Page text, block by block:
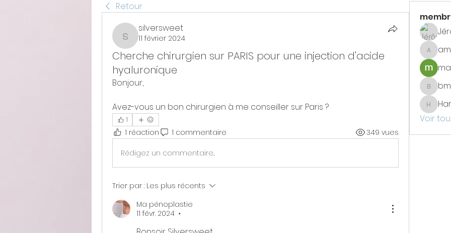
Retour
silversweet
silversweet
11 février 2024
Cherche chirurgien sur PARIS pour une injection d'acide
hyaluronique
Bonjour,
Avez-vous un bon chirurgien à me conseiller sur Paris ?
1
1 réaction 1 commentaire 349 vues
Rédigez un commentaire...
Trier par : Les plus récents
Ma pénoplastie
11 févr. 2024
•
Voir